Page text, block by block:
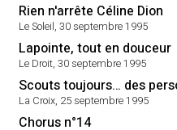
Rien n'arrête Céline Dion
Le Soleil, 30 septembre 1995
Lapointe, tout en douceur
Le Droit, 30 septembre 1995
Scouts toujours… des
La Croix, 25 septembre 1995
Chorus n°14